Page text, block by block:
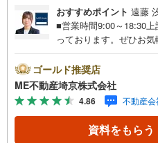
おすすめポイント 遠藤
■営業時間9:00～18:30
っております。ぜひお
ご希望の日時をご記入い
可能です。■ご来店特典
入でもれなく3、000円
限り後日郵送）2.未公開
入、ご売却、太陽光発
介でもれなくQUOカー
ゴールド推奨店
ME不動産埼京株式会社
4.86 不動産
資料をもらう